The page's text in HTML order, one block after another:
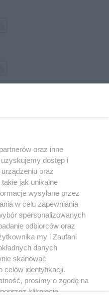
może być powielany i
w jakikolwiek sposób (w
na jakimkolwiek polu
z umieszczaniem w Internecie
użycie lub
części z naruszeniem prawa, tzn.
groźbą kary i może być ścigane
oraz inne
dostęp i
oraz
jak unikalne
wysyłane przez
w celu zapewniania
spersonalizowanych
odbiorców oraz
my i Zaufani
danych
skanować
celów identyfikacji.
prosimy o zgodę na
kliknięcie